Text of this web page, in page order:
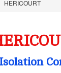
HERICOURT